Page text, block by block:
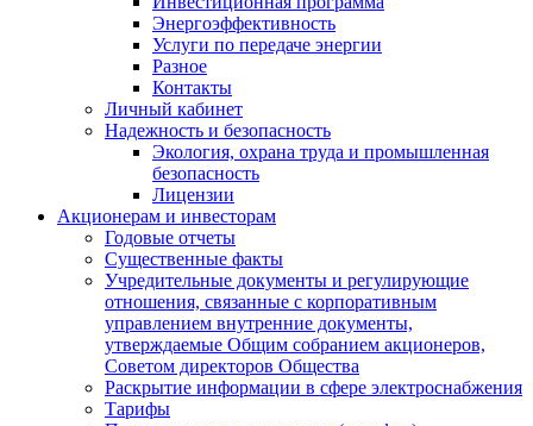
Энергоэффективность
Услуги по передаче энергии
Разное
Контакты
Личный кабинет
Надежность и безопасность
Экология, охрана труда и промышленная
безопасность
Лицензии
Акционерам и инвесторам
Годовые отчеты
Существенные факты
Учредительные документы и регулирующие
отношения, связанные с корпоративным
управлением внутренние документы,
утверждаемые Общим собранием акционеров,
Советом директоров Общества
Раскрытие информации в сфере электроснабжения
Тарифы